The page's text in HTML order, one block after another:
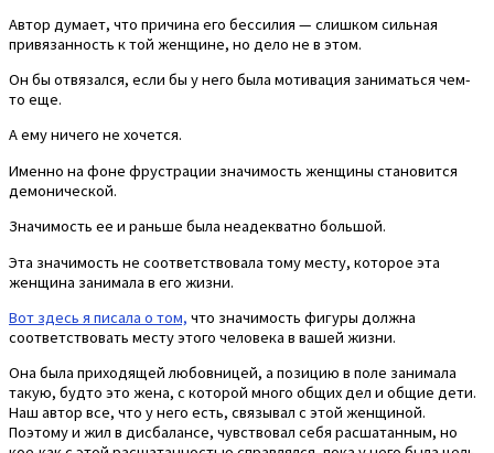
Автор думает, что причина его бессилия — слишком сильная
привязанность к той женщине, но дело не в этом.
Он бы отвязался, если бы у него была мотивация заниматься чем-
то еще.
А ему ничего не хочется.
Именно на фоне фрустрации значимость женщины становится
демонической.
Значимость ее и раньше была неадекватно большой.
Эта значимость не соответствовала тому месту, которое эта
женщина занимала в его жизни.
Вот здесь я писала о том, что значимость фигуры должна
соответствовать месту этого человека в вашей жизни.
Она была приходящей любовницей, а позицию в поле занимала
такую, будто это жена, с которой много общих дел и общие дети.
Наш автор все, что у него есть, связывал с этой женщиной.
Поэтому и жил в дисбалансе, чувствовал себя расшатанным, но